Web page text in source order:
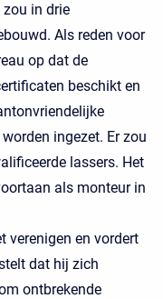
in drie
Als reden voor
op dat de
beschikt en
ingezet. Er zou
lassers. Het
als monteur in
verenigen en vordert
dat hij zich
ontbrekende